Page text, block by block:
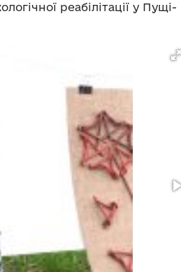
реабілітації у Пущі-